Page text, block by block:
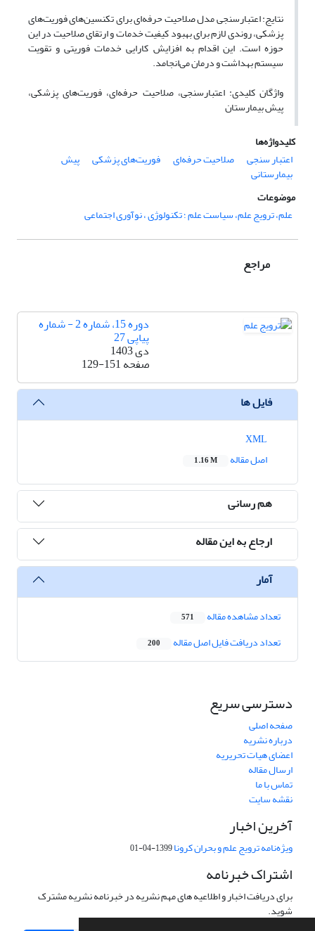
نتایج: اعتبارسنجی مدل صلاحیت حرفه‌ای برای تکنسین‌های فوریت‌های
پزشکی، روندی لازم برای بهبود کیفیت خدمات و ارتقای صلاحیت در این
حوزه است. این اقدام به افزایش کارایی خدمات فوریتی و تقویت
سیستم بهداشت و درمان می‌انجامد.
واژگان کلیدی: اعتبارسنجی، صلاحیت حرفه‌ای، فوریت‌های پزشکی،
پیش بیمارستان
کلیدواژه‌ها
اعتبار سنجی
صلاحیت حرفه‌ای فوریت‌های پزشکی پیش
بیمارستانی
موضوعات
علم، ترویج علم، سیاست علم ؛ تکنولوژی ، نوآوری اجتماعی
مراجع
دوره 15، شماره 2 - شماره
پیاپی 27
دی 1403
صفحه129-151
فایل ها
اصل مقاله
1.16 M
هم رسانی
ارجاع به این مقاله
آمار
تعداد مشاهده مقاله 571
تعداد دریافت فایل اصل مقاله 200
دسترسی سریع
صفحه اصلی
درباره نشریه
اعضای هیات تحریریه
ارسال مقاله
تماس با ما
نقشه سایت
آخرین اخبار
ویژه‌نامه ترویج علم و بحران کرونا1399-04-01
اشتراک خبرنامه
برای دریافت اخبار و اطلاعیه های مهم نشریه در خبرنامه نشریه مشترک
شوید.